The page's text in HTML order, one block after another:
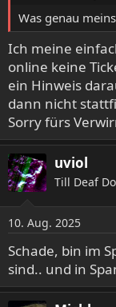
Was genau
Ich meine
online keine
ein Hinweis
dann nicht
Sorry fürs
uviol
Till Deaf
10. Aug. 2025
Schade, bin im
sind.. und in